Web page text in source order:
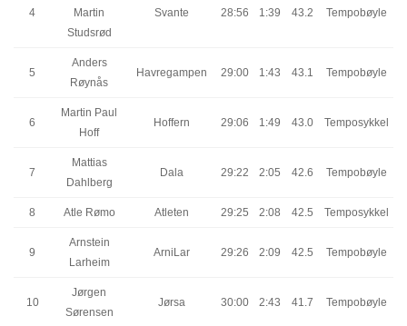
4
Martin
Studsrød
Svante 28:56 1:39 43.2 Tempobøyle
5
Anders
Røynås
Havregampen 29:00 1:43 43.1 Tempobøyle
6
Martin Paul
Hoff
Hoffern 29:06 1:49 43.0 Temposykkel
7
Mattias
Dahlberg
Dala 29:22 2:05 42.6 Tempobøyle
8 Atle Rømo Atleten 29:25 2:08 42.5 Temposykkel
9
Arnstein
Larheim
ArniLar 29:26 2:09 42.5 Tempobøyle
10
Jørgen
Sørensen
Jørsa 30:00 2:43 41.7 Tempobøyle